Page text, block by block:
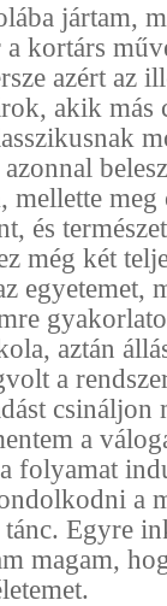
jártam,
kortárs
azért az
akik más
mellette
és
még két
egyetemet,
aztán
a
csináljon
a
folyamat
a
Egyre
magam,